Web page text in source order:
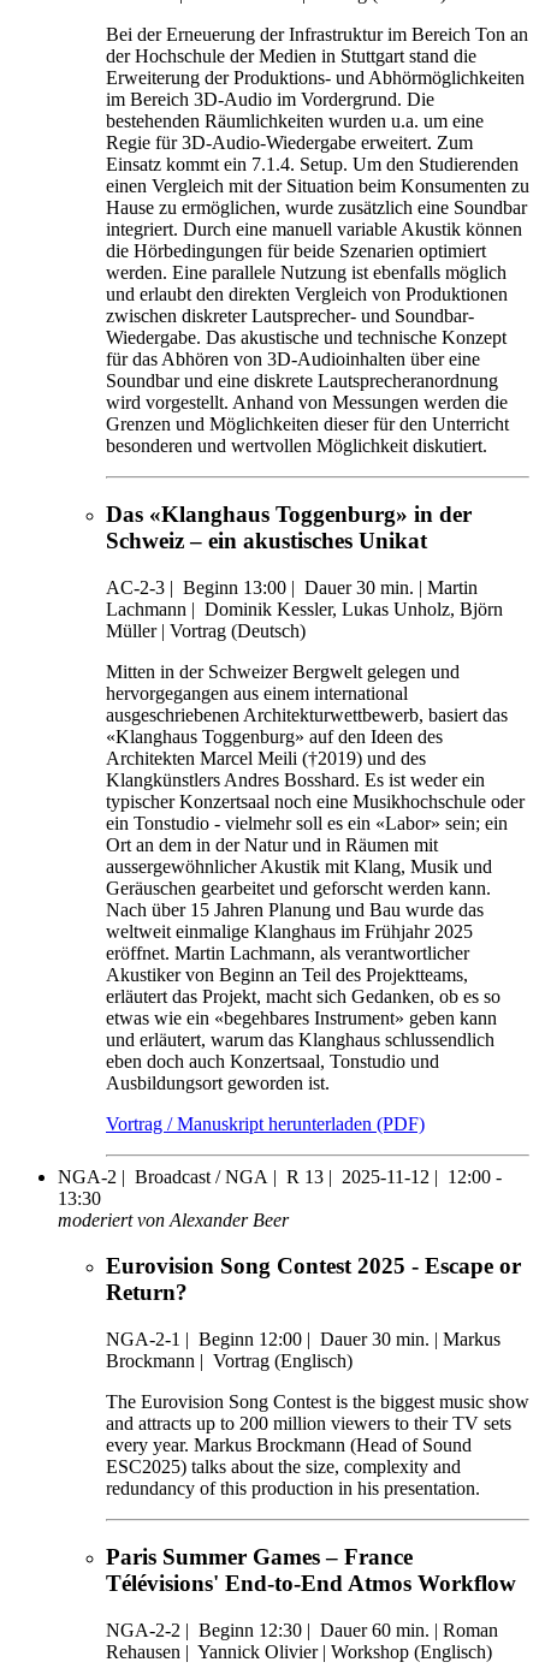
Bei der Erneuerung der Infrastruktur im Bereich Ton an
der Hochschule der Medien in Stuttgart stand die
Erweiterung der Produktions- und Abhörmöglichkeiten
im Bereich 3D-Audio im Vordergrund. Die
bestehenden Räumlichkeiten wurden u.a. um eine
Regie für 3D-Audio-Wiedergabe erweitert. Zum
Einsatz kommt ein 7.1.4. Setup. Um den Studierenden
einen Vergleich mit der Situation beim Konsumenten zu
Hause zu ermöglichen, wurde zusätzlich eine Soundbar
integriert. Durch eine manuell variable Akustik können
die Hörbedingungen für beide Szenarien optimiert
werden. Eine parallele Nutzung ist ebenfalls möglich
und erlaubt den direkten Vergleich von Produktionen
zwischen diskreter Lautsprecher- und Soundbar-
Wiedergabe. Das akustische und technische Konzept
für das Abhören von 3D-Audioinhalten über eine
Soundbar und eine diskrete Lautsprecheranordnung
wird vorgestellt. Anhand von Messungen werden die
Grenzen und Möglichkeiten dieser für den Unterricht
besonderen und wertvollen Möglichkeit diskutiert.
Das «Klanghaus Toggenburg» in der
Schweiz – ein akustisches Unikat
AC-2-3 | Beginn 13:00 | Dauer 30 min. | Martin
Lachmann | Dominik Kessler, Lukas Unholz, Björn
Müller | Vortrag (Deutsch)
Mitten in der Schweizer Bergwelt gelegen und
hervorgegangen aus einem international
ausgeschriebenen Architekturwettbewerb, basiert das
«Klanghaus Toggenburg» auf den Ideen des
Architekten Marcel Meili (†2019) und des
Klangkünstlers Andres Bosshard. Es ist weder ein
typischer Konzertsaal noch eine Musikhochschule oder
ein Tonstudio - vielmehr soll es ein «Labor» sein; ein
Ort an dem in der Natur und in Räumen mit
aussergewöhnlicher Akustik mit Klang, Musik und
Geräuschen gearbeitet und geforscht werden kann.
Nach über 15 Jahren Planung und Bau wurde das
weltweit einmalige Klanghaus im Frühjahr 2025
eröffnet. Martin Lachmann, als verantwortlicher
Akustiker von Beginn an Teil des Projektteams,
erläutert das Projekt, macht sich Gedanken, ob es so
etwas wie ein «begehbares Instrument» geben kann
und erläutert, warum das Klanghaus schlussendlich
eben doch auch Konzertsaal, Tonstudio und
Ausbildungsort geworden ist.
Vortrag / Manuskript herunterladen (PDF)
NGA-2 | Broadcast / NGA | R 13 | 2025-11-12 | 12:00 -
13:30
moderiert von Alexander Beer
Eurovision Song Contest 2025 - Escape or
Return?
NGA-2-1 | Beginn 12:00 | Dauer 30 min. | Markus
Brockmann | Vortrag (Englisch)
The Eurovision Song Contest is the biggest music show
and attracts up to 200 million viewers to their TV sets
every year. Markus Brockmann (Head of Sound
ESC2025) talks about the size, complexity and
redundancy of this production in his presentation.
Paris Summer Games – France
Télévisions' End-to-End Atmos Workflow
NGA-2-2 | Beginn 12:30 | Dauer 60 min. | Roman
Rehausen | Yannick Olivier | Workshop (Englisch)